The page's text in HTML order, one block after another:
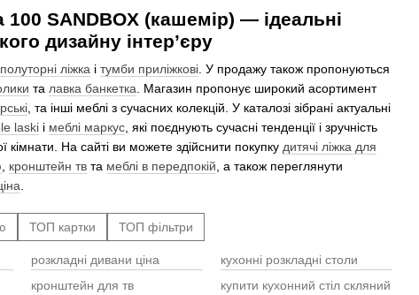
SANDBOX (кашемір) — ідеальні
дизайну інтер’єру
полуторні ліжка і тумби приліжкові. У продажу також пропонуються
та лавка банкетка. Магазин пропонує широкий асортимент
, та інші меблі з сучасних колекцій. У каталозі зібрані актуальні
laski і меблі маркус, які поєднують сучасні тенденції і зручність
кімнати. На сайті ви можете здійснити покупку дитячі ліжка для
, кронштейн тв та меблі в передпокій, а також переглянути
.
ТОП картки ТОП фільтри
розкладні дивани ціна
кухонні розкладні столи
кронштейн для тв
купити кухонний стіл скляний